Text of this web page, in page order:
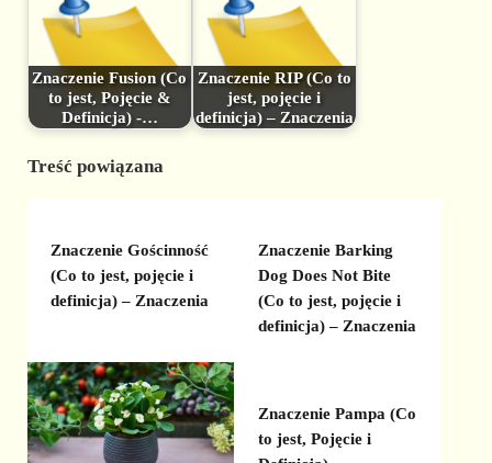
Znaczenie Fusion (Co
to jest, Pojęcie &
Definicja) -…
Znaczenie RIP (Co to
jest, pojęcie i
definicja) – Znaczenia
Treść powiązana
Znaczenie Gościnność
(Co to jest, pojęcie i
definicja) – Znaczenia
Znaczenie Barking
Dog Does Not Bite
(Co to jest, pojęcie i
definicja) – Znaczenia
Znaczenie Pampa (Co
to jest, Pojęcie i